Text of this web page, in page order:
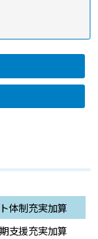
体制充実加算
支援充実加算